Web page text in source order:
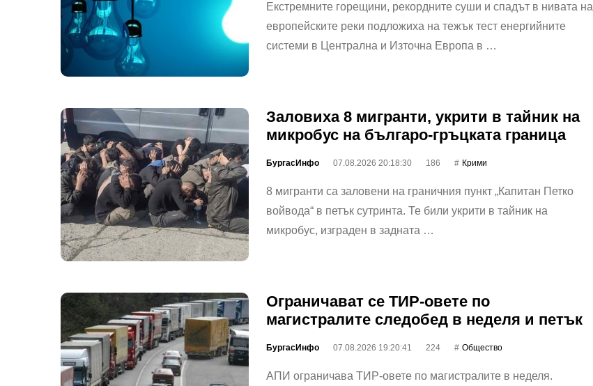
Екстремните горещини, рекордните суши и спадът в нивата на
европейските реки подложиха на тежък тест енергийните
системи в Централна и Източна Европа в …
Заловиха 8 мигранти, укрити в тайник на
микробус на българо-гръцката граница
БургасИнфо 07.08.2026 20:18:30 186 Крими
8 мигранти са заловени на граничния пункт „Капитан Петко
войвода“ в петък сутринта. Те били укрити в тайник на
микробус, изграден в задната …
Ограничават се ТИР-овете по
магистралите следобед в неделя и петък
БургасИнфо 07.08.2026 19:20:41 224 Общество
АПИ ограничава ТИР-овете по магистралите в неделя.